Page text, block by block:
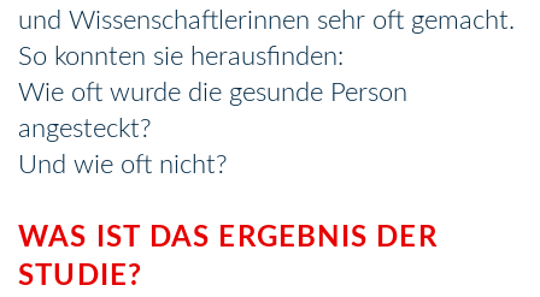
und Wissenschaftlerinnen sehr oft gemacht.
So konnten sie herausfinden:
Wie oft wurde die gesunde Person
angesteckt?
Und wie oft nicht?
WAS IST DAS ERGEBNIS DER
STUDIE?